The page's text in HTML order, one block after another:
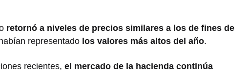
retornó a niveles de precios similares a los de fines de
representado los valores más altos del año.
recientes, el mercado de la hacienda continúa